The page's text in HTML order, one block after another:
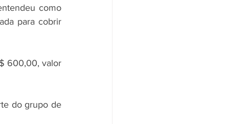
como
para cobrir
600,00, valor
do grupo de